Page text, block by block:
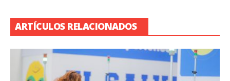
ARTÍCULOS RELACIONADOS